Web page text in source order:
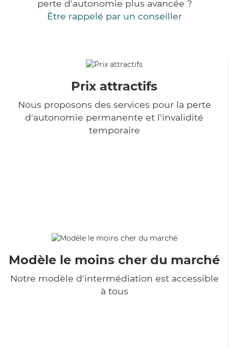
perte d'autonomie plus avancée ?
Être rappelé par un conseiller
Prix attractifs
Nous proposons des services pour la perte
d'autonomie permanente et l'invalidité
temporaire
Modèle le moins cher du marché
Notre modèle d'intermédiation est accessible
à tous